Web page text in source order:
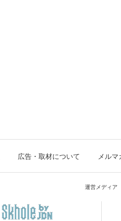
広告・取材について メルマ
運営メディア